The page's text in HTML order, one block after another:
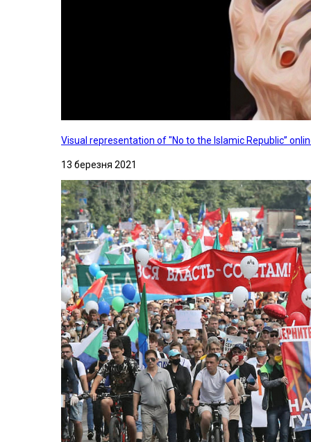
Visual representation of "No to the Islamic Republic”
13 березня 2021